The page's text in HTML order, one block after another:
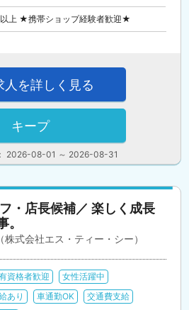
上 ★携帯ショップ経験者歓迎★
2026-08-01 ～ 2026-08-31
人を詳しく見る
キープ
・店長候補／ 楽しく成長
。
式会社エス・ティー・シー）
資格者歓迎
女性活躍中
あり 車通勤OK
交通費支給